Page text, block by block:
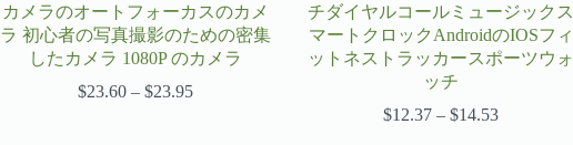
カメラのオートフォーカスのカメ
ラ 初心者の写真撮影のための密集
したカメラ 1080P のカメラ
$23.60 –$23.95価
チダイヤルコールミュージックス
マートクロックAndroidのIOSフィ
ットネストラッカースポーツウォ
ッチ
$12.37 –$14.53価